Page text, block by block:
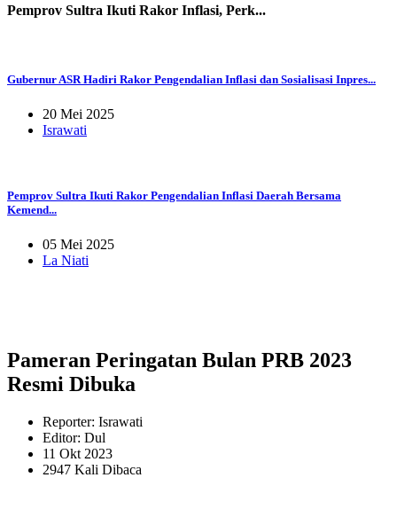
Pemprov Sultra Ikuti Rakor Inflasi, Perk...
Gubernur ASR Hadiri Rakor Pengendalian Inflasi dan Sosialisasi Inpres...
20 Mei 2025
Israwati
Pemprov Sultra Ikuti Rakor Pengendalian Inflasi Daerah Bersama
Kemend...
05 Mei 2025
La Niati
Pameran Peringatan Bulan PRB 2023
Resmi Dibuka
Reporter: Israwati
Editor: Dul
11 Okt 2023
2947 Kali Dibaca